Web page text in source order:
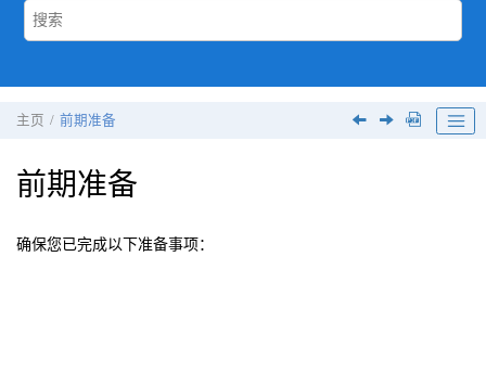
主页 前期准备
前期准备
确保您已完成以下准备事项：